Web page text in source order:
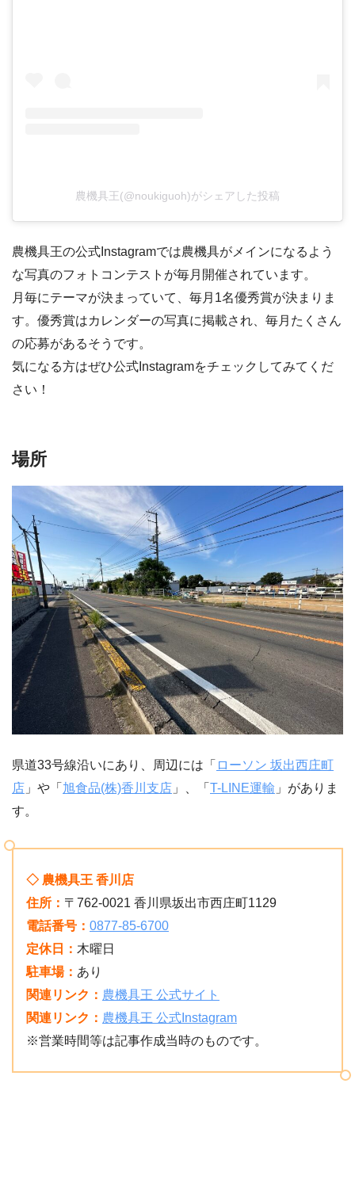
農機具王(@noukiguoh)がシェアした投稿
農機具王の公式Instagramでは農機具がメインになるよう
な写真のフォトコンテストが毎月開催されています。
月毎にテーマが決まっていて、毎月1名優秀賞が決まりま
す。優秀賞はカレンダーの写真に掲載され、毎月たくさん
の応募があるそうです。
気になる方はぜひ公式Instagramをチェックしてみてくだ
さい！
場所
県道33号線沿いにあり、周辺には「 ローソン 坂出西庄町
店 」や「 旭食品(株)香川支店 」、「 T-LINE運輸 」がありま
す。
◇ 農機具王 香川店
住所： 〒762-0021 香川県坂出市西庄町1129
電話番号： 0877-85-6700
定休日： 木曜日
駐車場： あり
関連リンク： 農機具王 公式サイト
関連リンク： 農機具王 公式Instagram
※営業時間等は記事作成当時のものです。